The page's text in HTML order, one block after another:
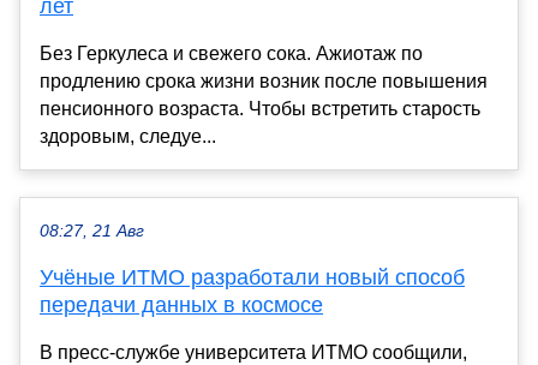
лет
Без Геркулеса и свежего сока. Ажиотаж по
продлению срока жизни возник после повышения
пенсионного возраста. Чтобы встретить старость
здоровым, следуе...
08:27, 21 Авг
Учёные ИТМО разработали новый способ
передачи данных в космосе
В пресс-службе университета ИТМО сообщили,